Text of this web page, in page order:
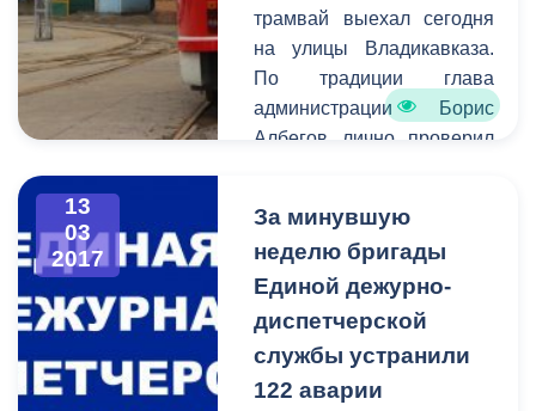
трамвай выехал сегодня
на улицы Владикавказа.
По традиции глава
администрации Борис
Албегов лично проверил
обновленному
трамвайному вагону.
13
03
2017
За минувшую
неделю бригады
Единой дежурно-
диспетчерской
службы устранили
122 аварии